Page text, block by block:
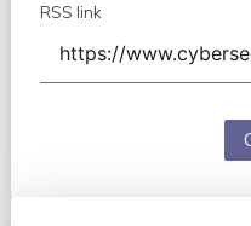
RSS link